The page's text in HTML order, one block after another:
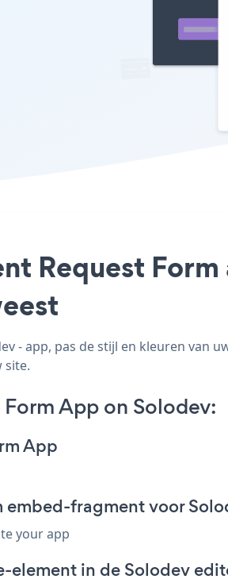
Request
- app, pas de stijl en kleuren van
site.
App on Solodev:
App
embed-fragment voor
your app
element in de Solodev